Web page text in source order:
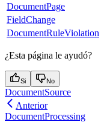
DocumentPage
FieldChange
DocumentRuleViolation
¿Esta página le ayudó?
Si No
DocumentSource
Anterior
DocumentProcessing